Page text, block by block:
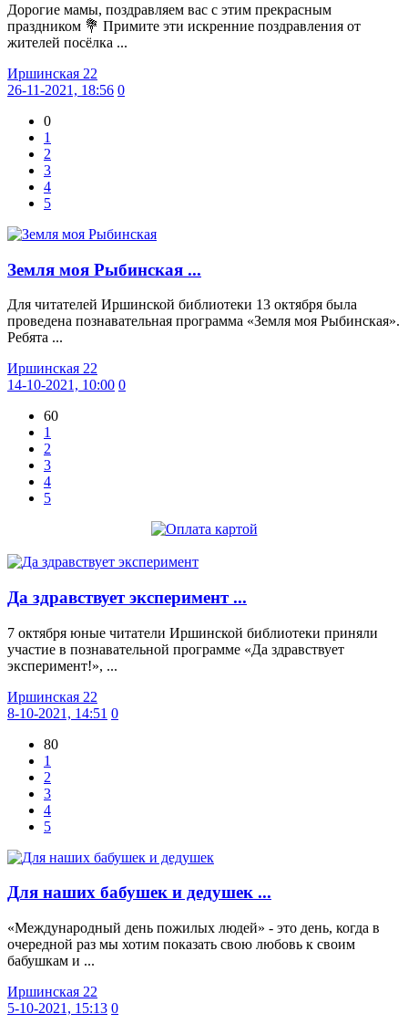
Дорогие мамы, поздравляем вас с этим прекрасным
праздником 💐 Примите эти искренние поздравления от
жителей посёлка ...
Иршинская 22
26-11-2021, 18:56 0
0
1
2
3
4
5
Земля моя Рыбинская ...
Для читателей Иршинской библиотеки 13 октября была
проведена познавательная программа «Земля моя Рыбинская».
Ребята ...
Иршинская 22
14-10-2021, 10:00 0
60
1
2
3
4
5
Да здравствует эксперимент ...
7 октября юные читатели Иршинской библиотеки приняли
участие в познавательной программе «Да здравствует
эксперимент!», ...
Иршинская 22
8-10-2021, 14:51 0
80
1
2
3
4
5
Для наших бабушек и дедушек ...
«Международный день пожилых людей» - это день, когда в
очередной раз мы хотим показать свою любовь к своим
бабушкам и ...
Иршинская 22
5-10-2021, 15:13 0